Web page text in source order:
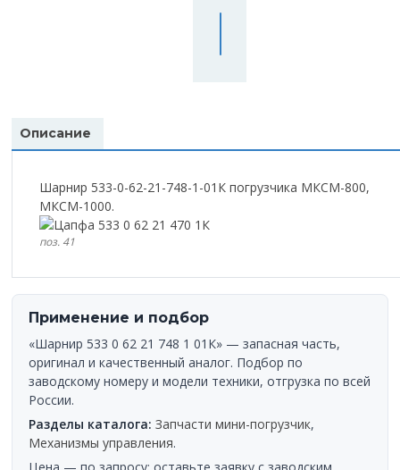
Описание
Шарнир 533-0-62-21-748-1-01К погрузчика МКСМ-800,
МКСМ-1000.
поз. 41
Применение и подбор
«Шарнир 533 0 62 21 748 1 01К» — запасная часть,
оригинал и качественный аналог. Подбор по
заводскому номеру и модели техники, отгрузка по всей
России.
Разделы каталога: Запчасти мини-погрузчик,
Механизмы управления.